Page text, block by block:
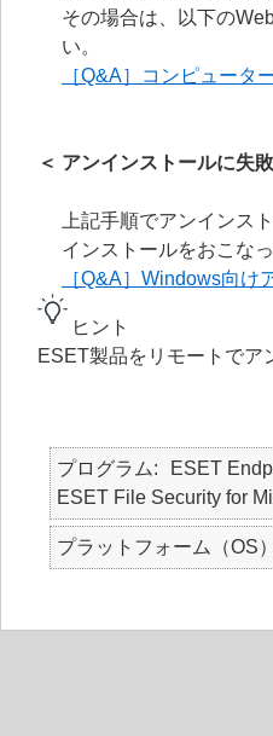
その場合は、以下の
い。
［Q&A］コンピュータ
＜ アンインストールに失
上記手順でアンインス
インストールをおこな
［Q&A］Windows向け
ヒント
ESET製品をリモートでア
プログラム
ESET
ESET File Security for
プラットフォーム（OS）